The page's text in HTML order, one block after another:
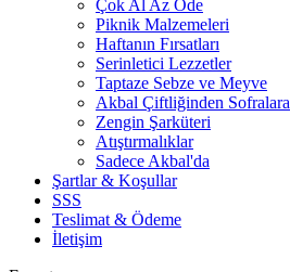
Çok Al Az Öde
Piknik Malzemeleri
Haftanın Fırsatları
Serinletici Lezzetler
Taptaze Sebze ve Meyve
Akbal Çiftliğinden Sofralara
Zengin Şarküteri
Atıştırmalıklar
Sadece Akbal'da
Şartlar & Koşullar
SSS
Teslimat & Ödeme
İletişim